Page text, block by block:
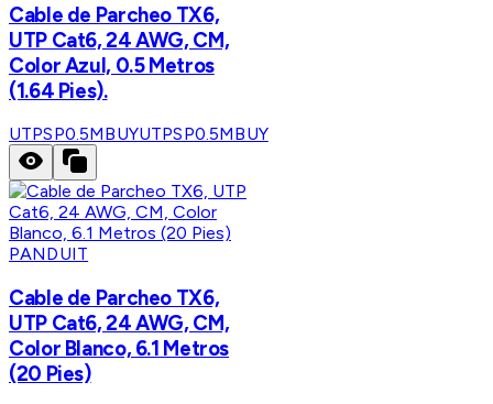
Cable de Parcheo TX6,
UTP Cat6, 24 AWG, CM,
Color Azul, 0.5 Metros
(1.64 Pies).
UTPSP0.5MBUYUTPSP0.5MBUY
PANDUIT
Cable de Parcheo TX6,
UTP Cat6, 24 AWG, CM,
Color Blanco, 6.1 Metros
(20 Pies)